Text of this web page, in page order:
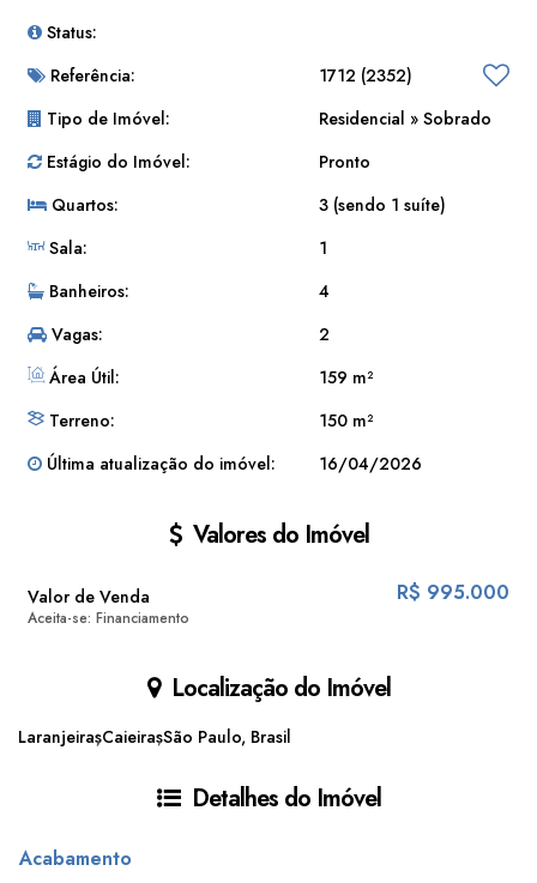
Status:
Referência: 1712 (2352)
Tipo de Imóvel:
Residencial » Sobrado
Estágio do Imóvel:
Pronto
Quartos:
3 (sendo 1 suíte)
Sala:
1
Banheiros:
4
Vagas:
2
Área Útil:
159 m²
Terreno:
150 m²
Última atualização do imóvel:
16/04/2026
Valores do Imóvel
R$ 995.000
Valor de Venda
Aceita-se: Financiamento
Localização do Imóvel
LaranjeirasCaieirasSão Paulo, Brasil
Detalhes do Imóvel
Acabamento